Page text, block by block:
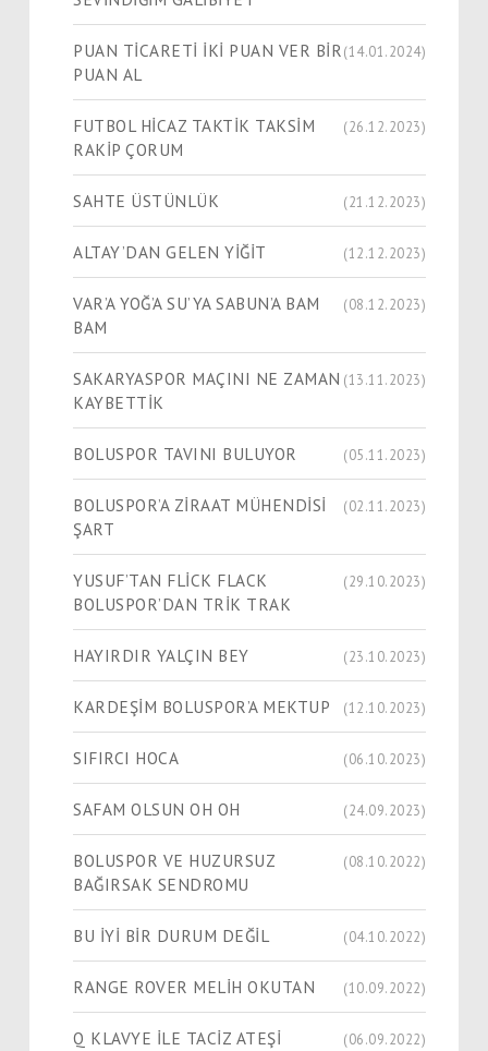
PUAN TİCARETİ İKİ PUAN VER BİR
PUAN AL
(14.01.2024)
FUTBOL HİCAZ TAKTİK TAKSİM
RAKİP ÇORUM
(26.12.2023)
SAHTE ÜSTÜNLÜK (21.12.2023)
ALTAY’DAN GELEN YİĞİT (12.12.2023)
VAR’A YOĞ’A SU’YA SABUN’A BAM
BAM
(08.12.2023)
SAKARYASPOR MAÇINI NE ZAMAN
KAYBETTİK
(13.11.2023)
BOLUSPOR TAVINI BULUYOR (05.11.2023)
BOLUSPOR’A ZİRAAT MÜHENDİSİ
ŞART
(02.11.2023)
YUSUF’TAN FLİCK FLACK
BOLUSPOR’DAN TRİK TRAK
(29.10.2023)
HAYIRDIR YALÇIN BEY (23.10.2023)
KARDEŞİM BOLUSPOR’A MEKTUP (12.10.2023)
SIFIRCI HOCA (06.10.2023)
SAFAM OLSUN OH OH (24.09.2023)
BOLUSPOR VE HUZURSUZ
BAĞIRSAK SENDROMU
(08.10.2022)
BU İYİ BİR DURUM DEĞİL (04.10.2022)
RANGE ROVER MELİH OKUTAN (10.09.2022)
Q KLAVYE İLE TACİZ ATEŞİ (06.09.2022)